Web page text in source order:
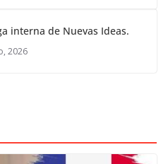
interna de Nuevas Ideas.
2026